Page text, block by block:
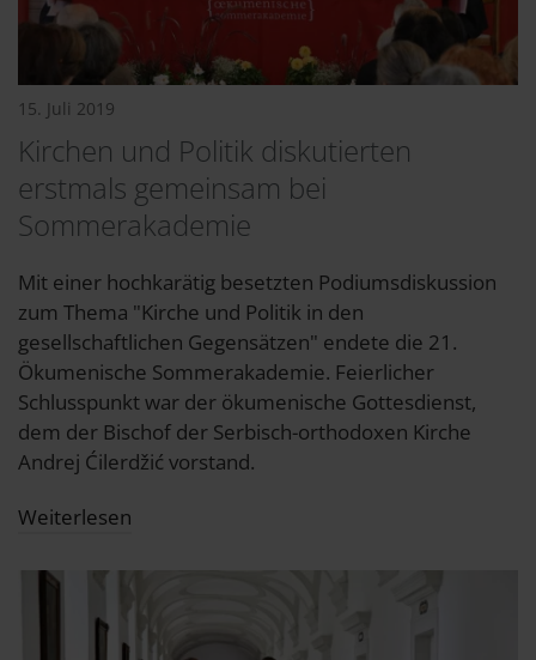
15. Juli 2019
Kirchen und Politik diskutierten
erstmals gemeinsam bei
Sommerakademie
Mit einer hochkarätig besetzten Podiumsdiskussion
zum Thema "Kirche und Politik in den
gesellschaftlichen Gegensätzen" endete die 21.
Ökumenische Sommerakademie. Feierlicher
Schlusspunkt war der ökumenische Gottesdienst,
dem der Bischof der Serbisch-orthodoxen Kirche
Andrej Ćilerdžić vorstand.
Weiterlesen